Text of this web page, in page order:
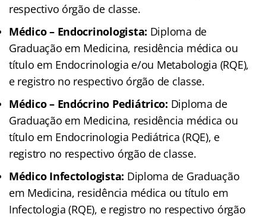
respectivo órgão de classe.
Médico – Endocrinologista: Diploma de
Graduação em Medicina, residência médica ou
título em Endocrinologia e/ou Metabologia (RQE),
e registro no respectivo órgão de classe.
Médico – Endócrino Pediátrico: Diploma de
Graduação em Medicina, residência médica ou
título em Endocrinologia Pediátrica (RQE), e
registro no respectivo órgão de classe.
Médico Infectologista: Diploma de Graduação
em Medicina, residência médica ou título em
Infectologia (RQE), e registro no respectivo órgão